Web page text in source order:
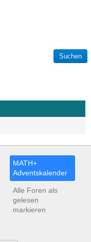
MATH+
Adventskalender
Alle Foren als
gelesen
markieren